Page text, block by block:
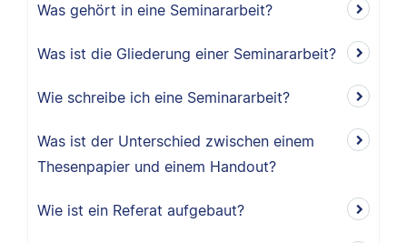
Was gehört in eine Seminararbeit?
Was ist die Gliederung einer Seminararbeit?
Wie schreibe ich eine Seminararbeit?
Was ist der Unterschied zwischen einem
Thesenpapier und einem Handout?
Wie ist ein Referat aufgebaut?